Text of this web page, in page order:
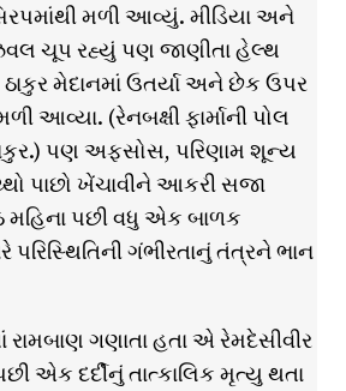
મળી આવ્યું. મીડિયા અને
ચૂપ રહ્યું પણ જાણીતા હેલ્થ
મેદાનમાં ઉતર્યા અને છેક ઉપર
આવ્યા. (રેનબક્ષી ફાર્માની પોલ
પણ અફસોસ, પરિણામ શૂન્ય
પાછો ખેંચાવીને આકરી સજા
પછી વધુ એક બાળક
પરિસ્થિતિની ગંભીરતાનું તંત્રને ભાન
રામબાણ ગણાતા હતા એ રેમદેસીવીર
એક દર્દીનું તાત્કાલિક મૃત્યુ થતા